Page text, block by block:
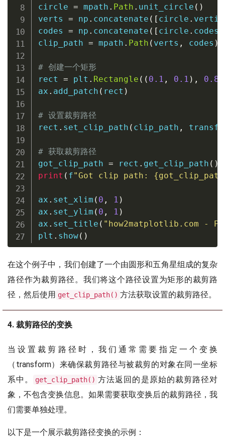
circle = mpath . Path . unit_circle ( )
verts = np . concatenate ( [ circle .
codes = np . concatenate ( [ circle . codes
clip_path = mpath . Path ( verts , codes )
# 创建一个矩形
rect = plt . Rectangle ( ( 0.1 , 0.1 ) , 0.8
ax . add_patch ( rect )
# 设置裁剪路径
rect . set_clip_path ( clip_path ,
# 获取裁剪路径
got_clip_path = rect . get_clip_path ( )
print ( f"Got clip path: {got_clip_path
ax . set_xlim ( 0 , 1 )
ax . set_ylim ( 0 , 1 )
ax . set_title ( "how2matplotlib.com -
plt . show( )
在这个例子中，我们创建了一个由圆形和五角星组成的复杂
路径作为裁剪路径。我们将这个路径设置为矩形的裁剪路
径，然后使用 get_clip_path() 方法获取设置的裁剪路径。
4. 裁剪路径的变换
当设置裁剪路径时，我们通常需要指定一个变换
（transform）来确保裁剪路径与被裁剪的对象在同一坐标
系中。
get_clip_path() 方法返回的是原始的裁剪路径对
象，不包含变换信息。如果需要获取变换后的裁剪路径，我
们需要单独处理。
以下是一个展示裁剪路径变换的示例：